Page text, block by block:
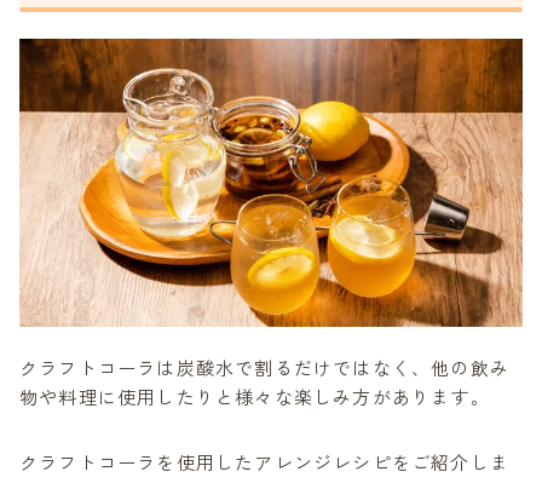
クラフトコーラは炭酸水で割るだけではなく、他の飲み
物や料理に使用したりと様々な楽しみ方があります。
クラフトコーラを使用したアレンジレシピをご紹介しま